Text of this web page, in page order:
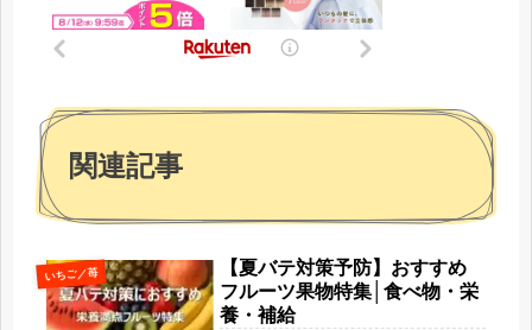
関連記事
いちご／苺
【夏バテ対策予防】おすすめ
フルーツ果物特集│食べ物・栄
養・補給